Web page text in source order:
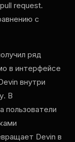
request.
с
ряд
в интерфейсе
внутри
В
пользователи
Devin в